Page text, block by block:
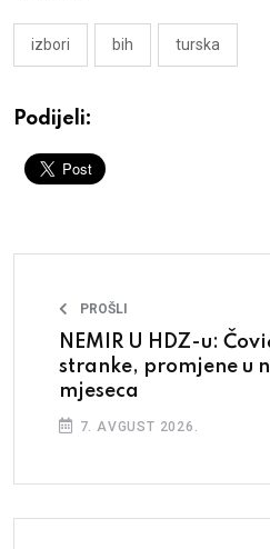
izbori bih turska
Podijeli:
PROŠLI
NEMIR U HDZ-u:
stranke, promjene u
mjeseca
7. AVGUST 2026.